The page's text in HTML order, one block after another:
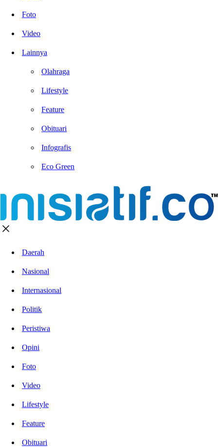
Foto
Video
Lainnya
Olahraga
Lifestyle
Feature
Obituari
Infografis
Eco Green
Daerah
Nasional
Internasional
Politik
Peristiwa
Opini
Foto
Video
Lifestyle
Feature
Obituari